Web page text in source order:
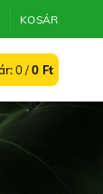
KOSÁR
0 / 0 Ft